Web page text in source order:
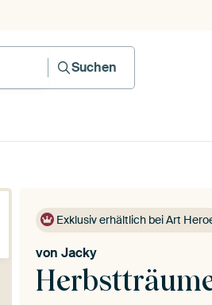
Suchen
Exklusiv erhältlich bei Art
von Jacky